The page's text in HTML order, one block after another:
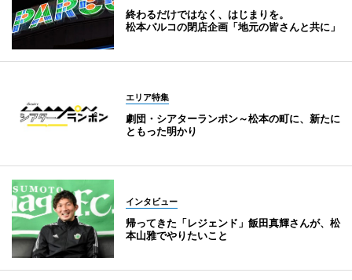
終わるだけではなく、はじまりを。
松本パルコの閉店企画「地元の皆さんと共に」
エリア特集
劇団・シアターランポン～松本の町に、新たに
ともった明かり
インタビュー
帰ってきた「レジェンド」飯田真輝さんが、松
本山雅でやりたいこと